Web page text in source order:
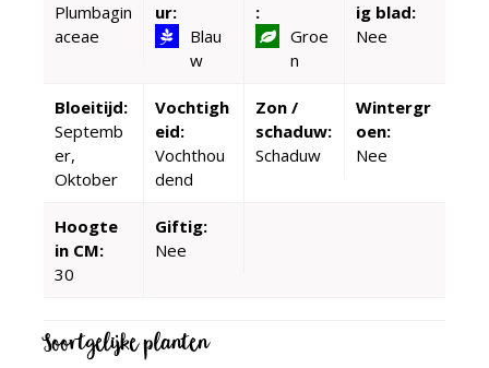
Plumbagin
aceae
ur:
Blau
w
:
Groe
n
ig blad:
Nee
Bloeitijd:
Septemb
er,
Oktober
Vochtigh
eid:
Vochthou
dend
Zon /
schaduw:
Schaduw
Wintergr
oen:
Nee
Hoogte
in CM:
30
Giftig:
Nee
Soortgelijke planten